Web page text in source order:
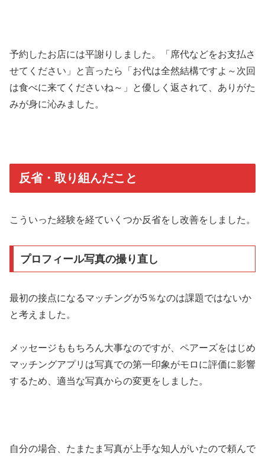
予約したお店には平謝りしました。「席代などをお支払さ
せてください」と言ったら「お代は全然結構ですよ～次回
は食べに来てくださいね～」と優しく返されて、ありがた
みが身に沁みました。
反省・取り組んだこと
こういった経験を経ていくつか反省をし改善をしました。
プロフィール写真の撮り直し
最初の接点になるマッチングが5％なのは課題ではないか
と考えました。
メッセージももちろん大事なのですが、ペアーズをはじめ
マッチングアプリは写真での第一印象がモロに評価に影響
するため、適当な写真からの変更をしました。
自分の場合、たまたま写真が上手な知人がいたので頼んで